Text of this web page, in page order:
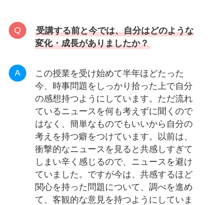
受講する前と今では、自分はどのような
変化・成長がありましたか？
この授業を受け始めて半年ほどたった
今、時事問題をしっかり拾った上で自分
の感想持つようにしています。ただ流れ
ているニュースを何も考えずに聞くので
はなく、簡単なものでもいいから自分の
考えを持つ癖をつけています。以前は、
衝撃的なニュースを見ると共感しすぎて
しまい辛く感じるので、ニュースを避け
ていました。ですが今は、共感するほど
関心を持った問題について、調べを進め
て、客観的な意見を持つようにしていま